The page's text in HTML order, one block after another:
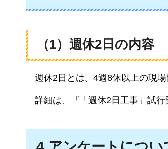
（1）週休2日の内容
週休2日とは、 4週8休以上の現場
詳細は、『「週休2日工事」試行